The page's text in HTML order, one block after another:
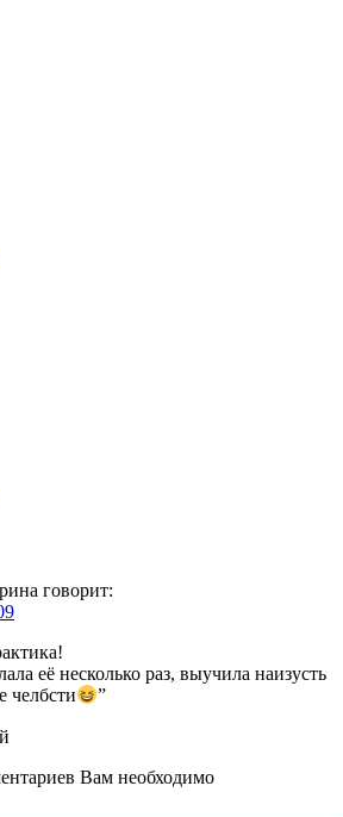
говорит:
её несколько раз, выучила наизусть
челбсти
”
Вам необходимо